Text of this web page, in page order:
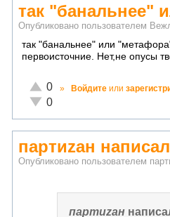
так "банальнее"
Опубликовано пользователем
так "банальнее" или
первоисточние. Нет,не опусы
Отлично!
0
Неадекватно!
0
» Войдите или
партиzан
Опубликовано пользователем
партиzан